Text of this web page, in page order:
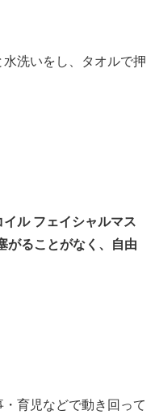
洗いをし、タオルで押
ル フェイシャルマス
がることがなく、自由
育児などで動き回って